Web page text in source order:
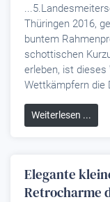
Thüringen 2016,
buntem
schottischen
erleben, ist dieses
Wettkämpfern die
Weiterlesen ...
Elegante
Retrocharme